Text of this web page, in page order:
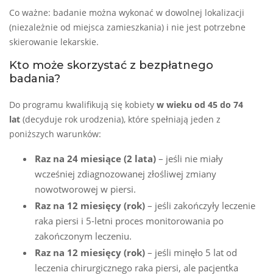
Co ważne: badanie można wykonać w dowolnej lokalizacji
(niezależnie od miejsca zamieszkania) i nie jest potrzebne
skierowanie lekarskie.
Kto może skorzystać z bezpłatnego
badania?
Do programu kwalifikują się kobiety w wieku od 45 do 74
lat (decyduje rok urodzenia), które spełniają jeden z
poniższych warunków:
Raz na 24 miesiące (2 lata) – jeśli nie miały
wcześniej zdiagnozowanej złośliwej zmiany
nowotworowej w piersi.
Raz na 12 miesięcy (rok) – jeśli zakończyły leczenie
raka piersi i 5-letni proces monitorowania po
zakończonym leczeniu.
Raz na 12 miesięcy (rok) – jeśli minęło 5 lat od
leczenia chirurgicznego raka piersi, ale pacjentka